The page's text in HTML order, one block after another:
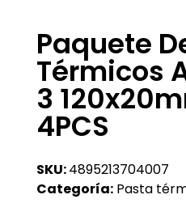
Paquete
Térmicos
3
4PCS
SKU:4895213704007
Categoría: Pasta